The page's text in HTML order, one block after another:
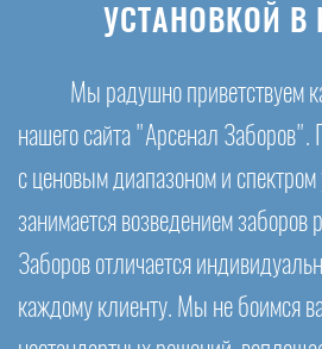
УСТАНОВКОЙ В
Мы радушно приветствуем
нашего сайта "Арсенал Заборов".
с ценовым диапазоном и
занимается возведением заборов
Заборов отличается
каждому клиенту. Мы не боимся